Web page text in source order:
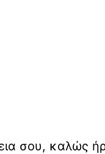
σου, καλώς